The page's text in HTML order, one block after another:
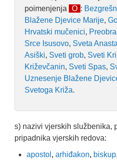
poimenjenja
O :
Blažene Djevice Marije,
Hrvatski mučenici,
Srce Isusovo, Sveta
Asiški, Sveti grob, Sveti
Križevčanin, Sveti Spas,
Uznesenje Blažene
Svetoga Križa.
s) nazivi vjerskih službenika,
pripadnika vjerskih redova:
apostol , arhiđakon, biskup,